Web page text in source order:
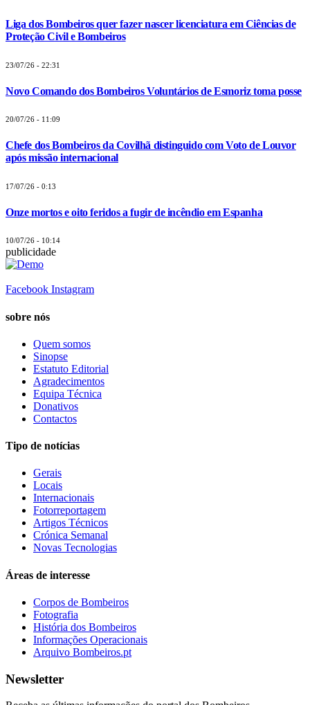
Liga dos Bombeiros quer fazer nascer licenciatura em Ciências de
Proteção Civil e Bombeiros
23/07/26 - 22:31
Novo Comando dos Bombeiros Voluntários de Esmoriz toma posse
20/07/26 - 11:09
Chefe dos Bombeiros da Covilhã distinguido com Voto de Louvor
após missão internacional
17/07/26 - 0:13
Onze mortos e oito feridos a fugir de incêndio em Espanha
10/07/26 - 10:14
publicidade
Facebook Instagram
sobre nós
Quem somos
Sinopse
Estatuto Editorial
Agradecimentos
Equipa Técnica
Donativos
Contactos
Tipo de notícias
Gerais
Locais
Internacionais
Fotorreportagem
Artigos Técnicos
Crónica Semanal
Novas Tecnologias
Áreas de interesse
Corpos de Bombeiros
Fotografia
História dos Bombeiros
Informações Operacionais
Arquivo Bombeiros.pt
Newsletter